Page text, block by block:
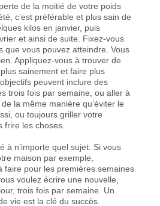
de la moitié de votre poids
c’est préférable et plus sain de
kilos en janvier, puis
et ainsi de suite. Fixez-vous
que vous pouvez atteindre. Vous
Appliquez-vous à trouver de
sainement et faire plus
peuvent inclure des
trois fois par semaine, ou aller à
la même manière qu’éviter le
ou toujours griller votre
frire les choses.
à n’importe quel sujet. Si vous
maison par exemple,
faire pour les premières semaines
voulez écrire une nouvelle,
trois fois par semaine. Un
vie est la clé du succès.